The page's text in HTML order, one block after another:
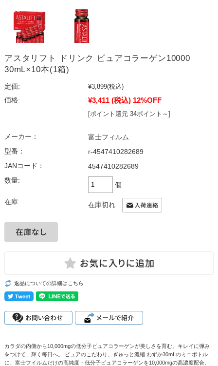
アスタリフト ドリンク ピュアコラーゲン10000
30mL×10本(1箱)
定価: ¥3,899(税込)
価格:
¥3,411 (税込) 12%OFF
[ポイント還元 34ポイント～]
メーカー：
富士フィルム
型番：
r-4547410282689
JANコード：
4547410282689
数量:
個
在庫: 在庫切れ
返品についての詳細はこちら
カラダの内側から10,000mgの低分子ピュアコラーゲンが美しさを育む。キレイに弾み
をつけて、輝く毎日へ。 ピュアのこだわり、ぎゅっと濃縮 わずか30mLのミニボトル
に、富士フイルムだけの高純度・低分子ピュアコラーゲンを10,000mgの高濃度配合。